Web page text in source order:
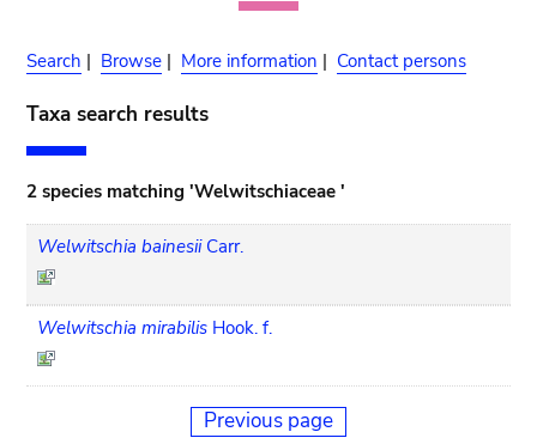
Search | Browse | More information | Contact persons
Taxa search results
2 species matching 'Welwitschiaceae '
Welwitschia bainesii Carr.
Welwitschia mirabilis Hook. f.
Previous page